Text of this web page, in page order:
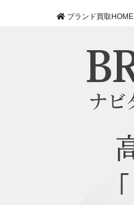
ブランド買取HOME